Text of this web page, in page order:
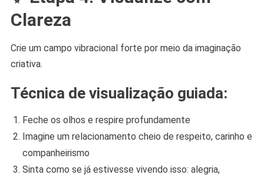
Clareza
Crie um campo vibracional forte por meio da imaginação
criativa.
Técnica de visualização guiada:
Feche os olhos e respire profundamente
Imagine um relacionamento cheio de respeito, carinho e
companheirismo
Sinta como se já estivesse vivendo isso: alegria,